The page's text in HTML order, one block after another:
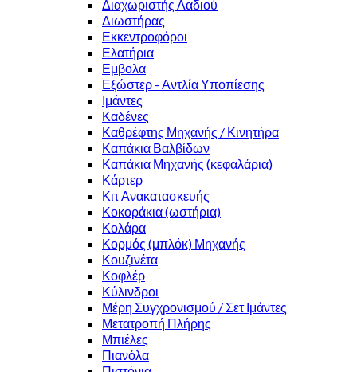
Διαχωριστής Λαδιού
Διωστήρας
Εκκεντροφόροι
Ελατήρια
Εμβολα
Εξώστερ - Αντλία Υποπίεσης
Ιμάντες
Καδένες
Καθρέφτης Μηχανής / Κινητήρα
Καπάκια Βαλβίδων
Καπάκια Μηχανής (κεφαλάρια)
Κάρτερ
Κιτ Ανακατασκευής
Κοκοράκια (ωστήρια)
Κολάρα
Κορμός (μπλόκ) Μηχανής
Κουζινέτα
Κοφλέρ
Κύλινδροι
Μέρη Συγχρονισμού / Σετ Ιμάντες
Μετατροπή Πλήρης
Μπιέλες
Πιανόλα